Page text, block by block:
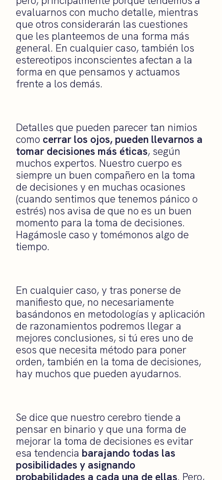
evaluarnos con mucho detalle, mientras
que otros considerarán las cuestiones
que les planteemos de una forma más
general. En cualquier caso, también los
estereotipos inconscientes afectan a la
forma en que pensamos y actuamos
frente a los demás.
Detalles que pueden parecer tan nimios
como cerrar los ojos, pueden llevarnos a
tomar decisiones más éticas, según
muchos expertos. Nuestro cuerpo es
siempre un buen compañero en la toma
de decisiones y en muchas ocasiones
(cuando sentimos que tenemos pánico o
estrés) nos avisa de que no es un buen
momento para la toma de decisiones.
Hagámosle caso y tomémonos algo de
tiempo.
En cualquier caso, y tras ponerse de
manifiesto que, no necesariamente
basándonos en metodologías y aplicación
de razonamientos podremos llegar a
mejores conclusiones, si tú eres uno de
esos que necesita método para poner
orden, también en la toma de decisiones,
hay muchos que pueden ayudarnos.
Se dice que nuestro cerebro tiende a
pensar en binario y que una forma de
mejorar la toma de decisiones es evitar
esa tendencia barajando todas las
posibilidades y asignando
probabilidades a cada una de ellas. Pero,